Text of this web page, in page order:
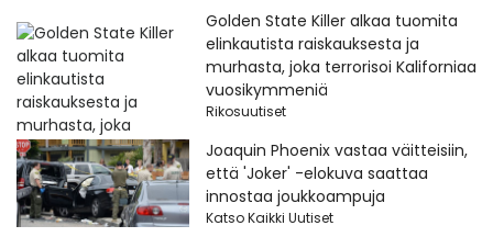
Golden State Killer alkaa tuomita
elinkautista raiskauksesta ja
murhasta, joka terrorisoi Kaliforniaa
vuosikymmeniä
Rikosuutiset
Joaquin Phoenix vastaa väitteisiin,
että 'Joker' -elokuva saattaa
innostaa joukkoampuja
Katso Kaikki Uutiset